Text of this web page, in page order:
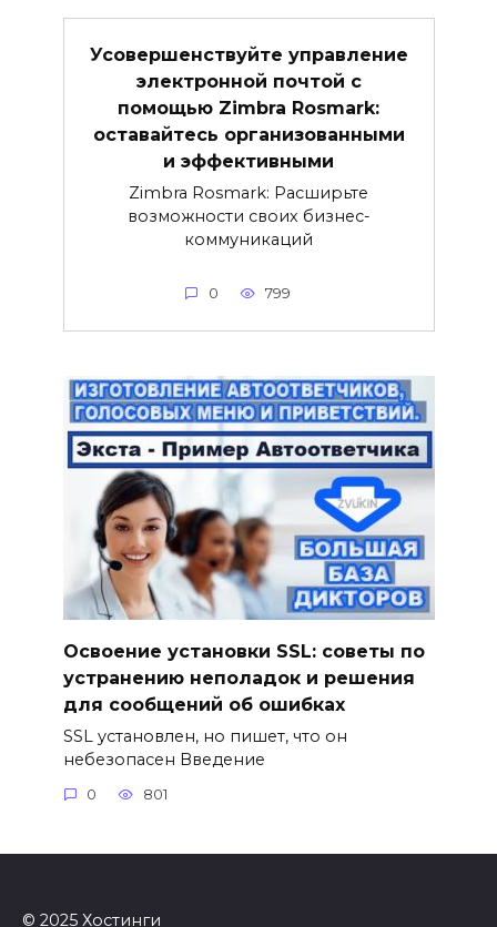
Усовершенствуйте управление
электронной почтой с
помощью Zimbra Rosmark:
оставайтесь организованными
и эффективными
Zimbra Rosmark: Расширьте
возможности своих бизнес-
коммуникаций
0 799
Освоение установки SSL: советы по
устранению неполадок и решения
для сообщений об ошибках
SSL установлен, но пишет, что он
небезопасен Введение
0 801
© 2025 Хостинги